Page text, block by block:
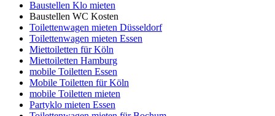
Baustellen Klo mieten
Baustellen WC Kosten
Toilettenwagen mieten Düsseldorf
Toilettenwagen mieten Essen
Miettoiletten für Köln
Miettoiletten Hamburg
mobile Toiletten Essen
Mobile Toiletten für Köln
mobile Toiletten mieten
Partyklo mieten Essen